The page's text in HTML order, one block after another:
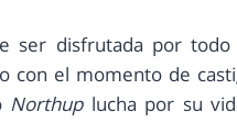
ser disfrutada por
con el momento de
Northuplucha por su